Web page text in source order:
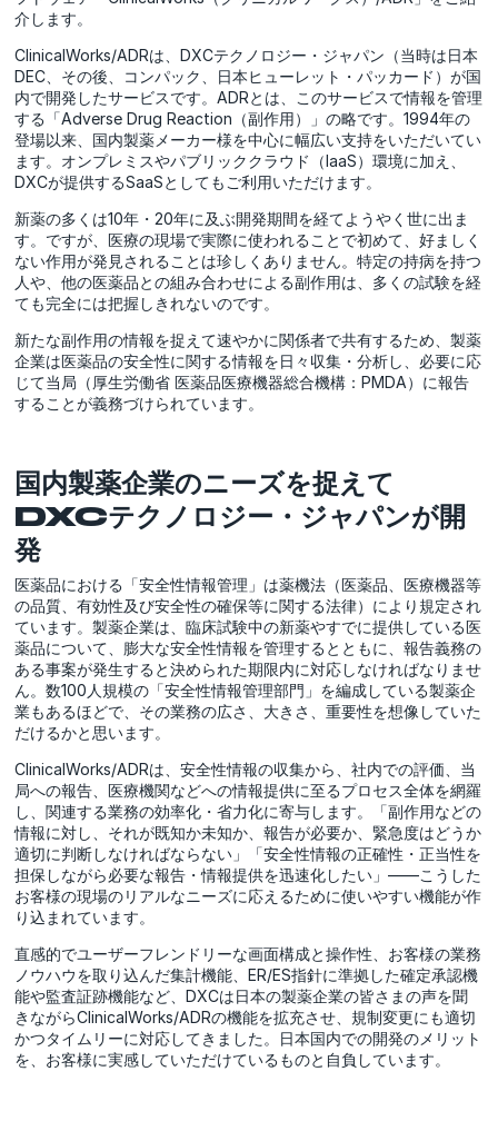
介します。
ClinicalWorks/ADRは、DXCテクノロジー・ジャパン（当時は日本
DEC、その後、コンパック、日本ヒューレット・パッカード）が国
内で開発したサービスです。ADRとは、このサービスで情報を管理
する「Adverse Drug Reaction（副作用）」の略です。1994年の
登場以来、国内製薬メーカー様を中心に幅広い支持をいただいてい
ます。オンプレミスやパブリッククラウド（IaaS）環境に加え、
DXCが提供するSaaSとしてもご利用いただけます。
新薬の多くは10年・20年に及ぶ開発期間を経てようやく世に出ま
す。ですが、医療の現場で実際に使われることで初めて、好ましく
ない作用が発見されることは珍しくありません。特定の持病を持つ
人や、他の医薬品との組み合わせによる副作用は、多くの試験を経
ても完全には把握しきれないのです。
新たな副作用の情報を捉えて速やかに関係者で共有するため、製薬
企業は医薬品の安全性に関する情報を日々収集・分析し、必要に応
じて当局（厚生労働省 医薬品医療機器総合機構：PMDA）に報告
することが義務づけられています。
国内製薬企業のニーズを捉えて
DXCテクノロジー・ジャパンが開
発
医薬品における「安全性情報管理」は薬機法（医薬品、医療機器等
の品質、有効性及び安全性の確保等に関する法律）により規定され
ています。製薬企業は、臨床試験中の新薬やすでに提供している医
薬品について、膨大な安全性情報を管理するとともに、報告義務の
ある事案が発生すると決められた期限内に対応しなければなりませ
ん。数100人規模の「安全性情報管理部門」を編成している製薬企
業もあるほどで、その業務の広さ、大きさ、重要性を想像していた
だけるかと思います。
ClinicalWorks/ADRは、安全性情報の収集から、社内での評価、当
局への報告、医療機関などへの情報提供に至るプロセス全体を網羅
し、関連する業務の効率化・省力化に寄与します。「副作用などの
情報に対し、それが既知か未知か、報告が必要か、緊急度はどうか
適切に判断しなければならない」「安全性情報の正確性・正当性を
担保しながら必要な報告・情報提供を迅速化したい」――こうした
お客様の現場のリアルなニーズに応えるために使いやすい機能が作
り込まれています。
直感的でユーザーフレンドリーな画面構成と操作性、お客様の業務
ノウハウを取り込んだ集計機能、ER/ES指針に準拠した確定承認機
能や監査証跡機能など、DXCは日本の製薬企業の皆さまの声を聞
きながらClinicalWorks/ADRの機能を拡充させ、規制変更にも適切
かつタイムリーに対応してきました。日本国内での開発のメリット
を、お客様に実感していただけているものと自負しています。